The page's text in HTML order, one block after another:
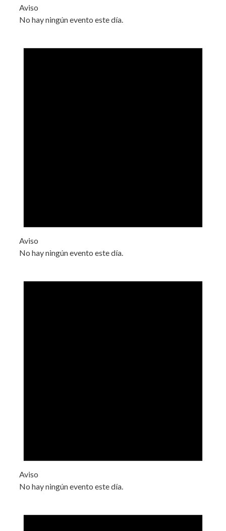
Aviso
No hay ningún evento este día.
Aviso
No hay ningún evento este día.
Aviso
No hay ningún evento este día.